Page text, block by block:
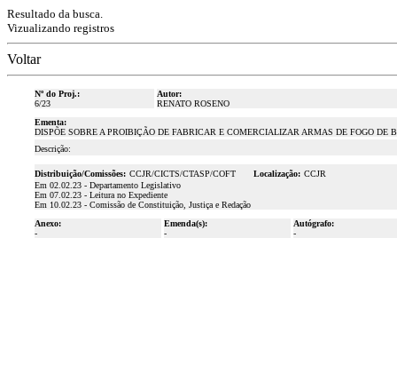
Resultado da busca.
Vizualizando registros
Voltar
Nº do Proj.:
6/23
Autor:
RENATO ROSENO
Ementa:
DISPÕE SOBRE A PROIBIÇÃO DE FABRICAR E COMERCIALIZAR ARMAS DE FOGO DE
Descrição:
Distribuição/Comissões: CCJR/CICTS/CTASP/COFT Localização: CCJR
Em 02.02.23 - Departamento Legislativo
Em 07.02.23 - Leitura no Expediente
Em 10.02.23 - Comissão de Constituição, Justiça e Redação
Anexo:
-
Emenda(s):
-
Autógrafo:
-